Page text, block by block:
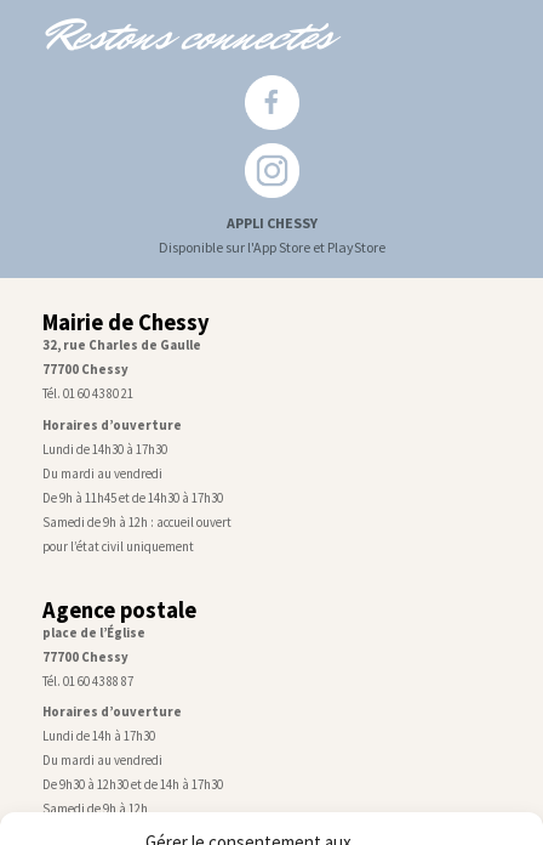
Restons connectés
APPLI CHESSY
Disponible sur l'App Store et PlayStore
Mairie de Chessy
32, rue Charles de Gaulle
77700 Chessy
Tél. 01 60 43 80 21
Horaires d’ouverture
Lundi de 14h30 à 17h30
Du mardi au vendredi
De 9h à 11h45 et de 14h30 à 17h30
Samedi de 9h à 12h : accueil ouvert
pour l’état civil uniquement
Agence postale
place de l’Église
77700 Chessy
Tél. 01 60 43 88 87
Horaires d’ouverture
Lundi de 14h à 17h30
Du mardi au vendredi
De 9h30 à 12h30 et de 14h à 17h30
Samedi de 9h à 12h